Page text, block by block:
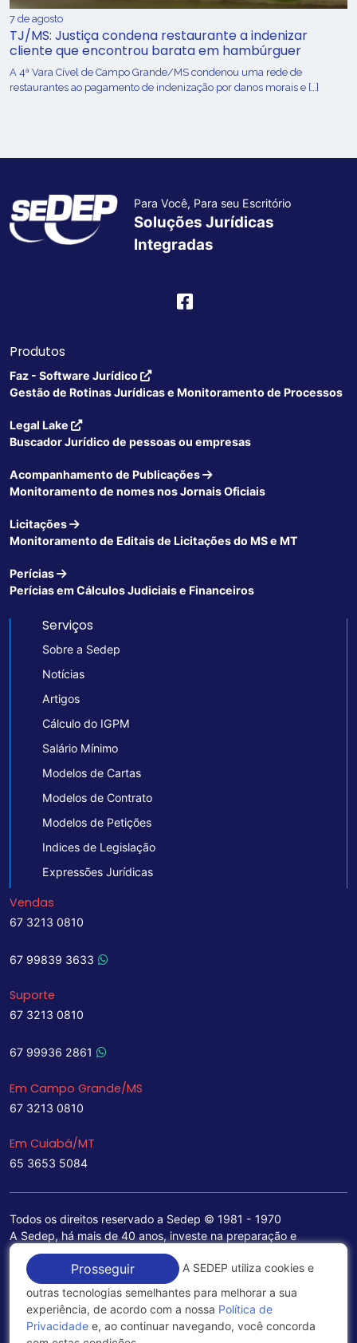
7 de agosto
TJ/MS: Justiça condena restaurante a indenizar
cliente que encontrou barata em hambúrguer
A 4ª Vara Cível de Campo Grande/MS condenou uma rede de
restaurantes ao pagamento de indenização por danos morais e […]
Para Você, Para seu Escritório
Soluções Jurídicas
Integradas
Produtos
Faz - Software Jurídico
Gestão de Rotinas Jurídicas e Monitoramento de Processos
Legal Lake
Buscador Jurídico de pessoas ou empresas
Acompanhamento de Publicações
Monitoramento de nomes nos Jornais Oficiais
Licitações
Monitoramento de Editais de Licitações do MS e MT
Perícias
Perícias em Cálculos Judiciais e Financeiros
Serviços
Sobre a Sedep
Notícias
Artigos
Cálculo do IGPM
Salário Mínimo
Modelos de Cartas
Modelos de Contrato
Modelos de Petições
Indices de Legislação
Expressões Jurídicas
Vendas
67 3213 0810
67 99839 3633
Suporte
67 3213 0810
67 99936 2861
Em Campo Grande/MS
67 3213 0810
Em Cuiabá/MT
65 3653 5084
Todos os direitos reservado a Sedep © 1981 - 1970
A Sedep, há mais de 40 anos, investe na preparação e
treinamento de funcionários e na aquisição de tecnologia de
ponta para a ampliação de seu portfólio de serviços voltados
para a área jurídica, que contemplam informações seguras e
excelentes soluções empresariais.
Política de Privacidade
Prosseguir
A SEDEP utiliza cookies e
outras tecnologias semelhantes para melhorar a sua
experiência, de acordo com a nossa Política de
Privacidade e, ao continuar navegando, você concorda